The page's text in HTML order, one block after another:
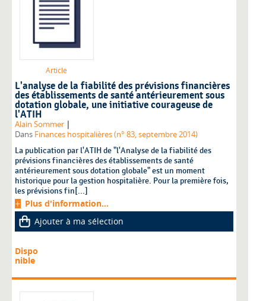
Article
L'analyse de la fiabilité des prévisions financières
des établissements de santé antérieurement sous
dotation globale, une initiative courageuse de
l'ATIH
Alain Sommer |
Dans Finances hospitalières (n° 83, septembre 2014)
La publication par l'ATIH de "l'Analyse de la fiabilité des
prévisions financières des établissements de santé
antérieurement sous dotation globale" est un moment
historique pour la gestion hospitalière. Pour la première fois,
les prévisions fin[...]
Plus d'information...
Ajouter à ma sélection
Dispo
nible